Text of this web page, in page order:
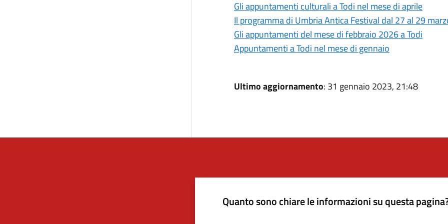
Gli appuntamenti culturali a Todi nel mese di aprile
Il programma di Umbria Antica Festival dal 27 al 29
Gli appuntamenti del mese di febbraio 2026 a Todi
Appuntamenti a Todi nel mese di gennaio
Ultimo aggiornamento: 31 gennaio 2023, 21:48
Quanto sono chiare le informazioni su questa